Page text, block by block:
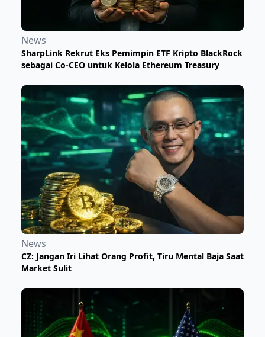
News
SharpLink Rekrut Eks Pemimpin ETF Kripto BlackRock
sebagai Co-CEO untuk Kelola Ethereum Treasury
News
CZ: Jangan Iri Lihat Orang Profit, Tiru Mental Baja Saat
Market Sulit